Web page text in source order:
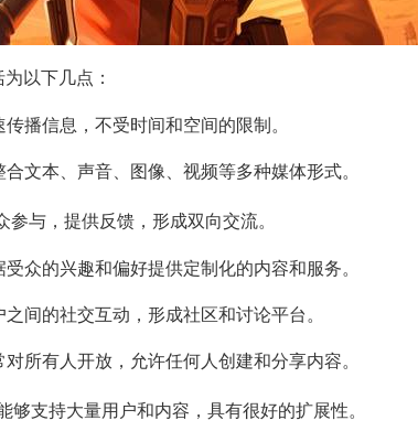
以下几点：
播信息，不受时间和空间的限制。
文本、声音、图像、视频等多种媒体形式。
与，提供反馈，形成双向交流。
众的兴趣和偏好提供定制化的内容和服务。
间的社交互动，形成社区和讨论平台。
所有人开放，允许任何人创建和分享内容。
够支持大量用户和内容，具有很好的扩展性。